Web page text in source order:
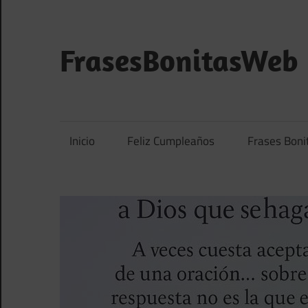
contenido
FrasesBonitasWeb
Inicio Feliz Cumpleaños Frases